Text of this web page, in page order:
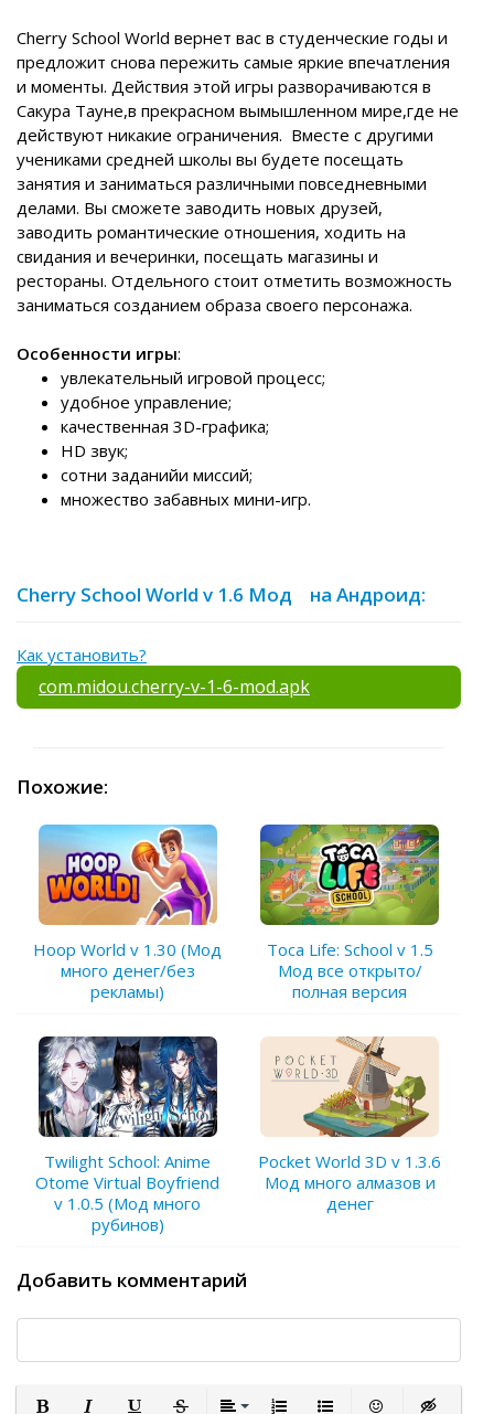
Cherry School World вернет вас в студенческие годы и
предложит снова пережить самые яркие впечатления
и моменты. Действия этой игры разворачиваются в
Сакура Тауне,в прекрасном вымышленном мире,где не
действуют никакие ограничения. Вместе с другими
учениками средней школы вы будете посещать
занятия и заниматься различными повседневными
делами. Вы сможете заводить новых друзей,
заводить романтические отношения, ходить на
свидания и вечеринки, посещать магазины и
рестораны. Отдельного стоит отметить возможность
заниматься созданием образа своего персонажа.
Особенности игры:
увлекательный игровой процесс;
удобное управление;
качественная 3D-графика;
HD звук;
сотни заданийи миссий;
множество забавных мини-игр.
Cherry School World v 1.6 Мод на Андроид:
Как установить?
com.midou.cherry-v-1-6-mod.apk
Похожие:
Hoop World v 1.30 (Мод
много денег/без
рекламы)
Toca Life: School v 1.5
Мод все открыто/
полная версия
Twilight School: Anime
Otome Virtual Boyfriend
v 1.0.5 (Мод много
рубинов)
Pocket World 3D v 1.3.6
Мод много алмазов и
денег
Добавить комментарий